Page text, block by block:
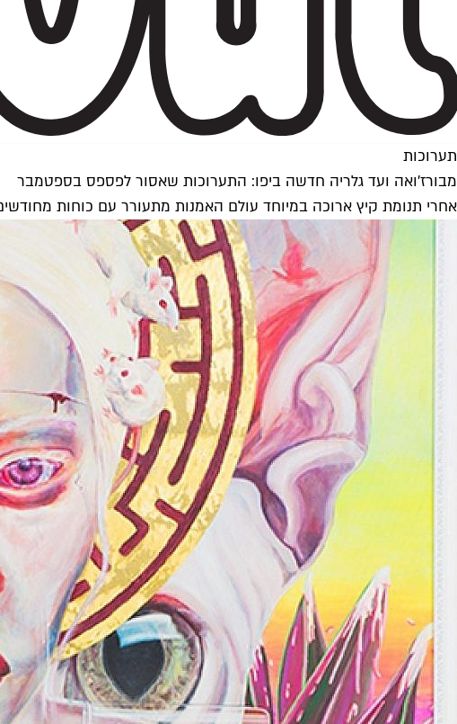
תערוכות
מבורז'ואה ועד גלריה חדשה ביפו: התערוכות שאסור לפספס בספטמבר
אחרי תנומת קיץ ארוכה במיוחד עולם האמנות מתעורר עם כוחות